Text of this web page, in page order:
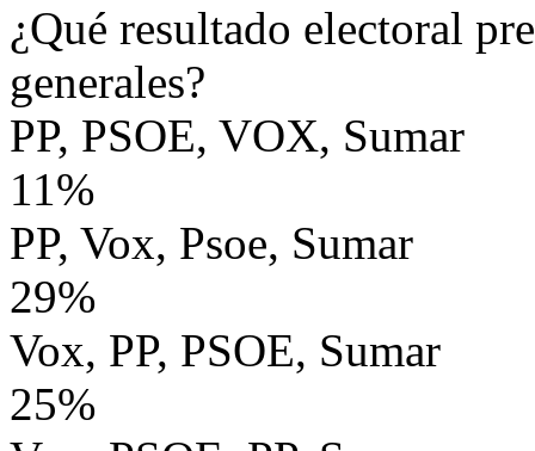
¿Qué resultado electoral
generales?
PP, PSOE, VOX, Sumar
11%
PP, Vox, Psoe, Sumar
29%
Vox, PP, PSOE, Sumar
25%